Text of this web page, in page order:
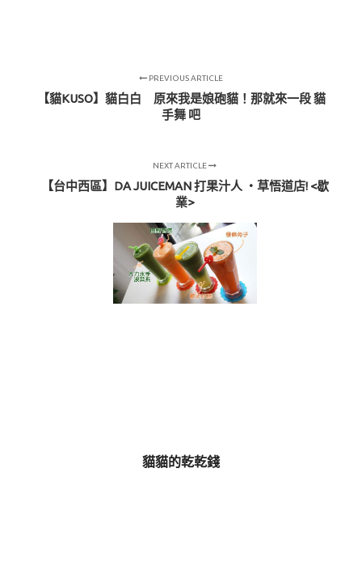
PREVIOUS ARTICLE
【貓KUSO】貓白白 原來我是娘砲貓！那就來一段 貓
手舞 吧
NEXT ARTICLE
【台中西區】DA JUICEMAN 打果汁人 ‧草悟道店! <歇
業>
貓貓的乾乾錢